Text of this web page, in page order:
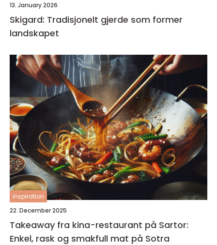
13. January 2026
Skigard: Tradisjonelt gjerde som former
landskapet
inspiration
22. December 2025
Takeaway fra kina-restaurant på Sartor:
Enkel, rask og smakfull mat på Sotra